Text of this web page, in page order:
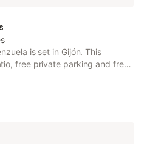
is set in Gijón. This
free private parking and free
and is situated less than 1 km